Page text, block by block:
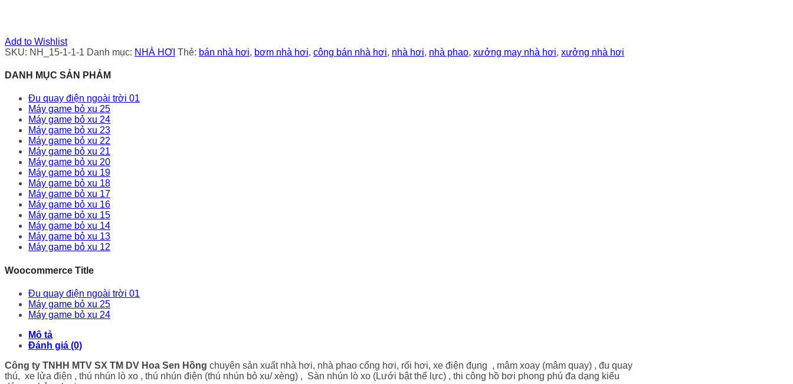
Add to Wishlist
SKU: NH_15-1-1-1 Danh mục: NHÀ HƠI Thẻ: bán nhà hơi, bơm nhà hơi, công bán nhà hơi, nhà hơi, nhà phao, xưởng may nhà hơi, xưởng nhà hơi
DANH MỤC SẢN PHẢM
Đu quay điện ngoài trời 01
Máy game bỏ xu 25
Máy game bỏ xu 24
Máy game bỏ xu 23
Máy game bỏ xu 22
Máy game bỏ xu 21
Máy game bỏ xu 20
Máy game bỏ xu 19
Máy game bỏ xu 18
Máy game bỏ xu 17
Máy game bỏ xu 16
Máy game bỏ xu 15
Máy game bỏ xu 14
Máy game bỏ xu 13
Máy game bỏ xu 12
Woocommerce Title
Đu quay điện ngoài trời 01
Máy game bỏ xu 25
Máy game bỏ xu 24
Mô tả
Đánh giá (0)
Công ty TNHH MTV SX TM DV Hoa Sen Hồng chuyên sản xuất nhà hơi, nhà phao cổng hơi, rối hơi, xe điện đụng , mâm xoay (mâm quay) , đu quay
thú, xe lửa điện , thú nhún lò xo , thú nhún điện (thú nhún bỏ xu/ xèng) , Sàn nhún lò xo (Lưới bật thể lực) , thi công hồ bơi phong phú đa dạng kiểu